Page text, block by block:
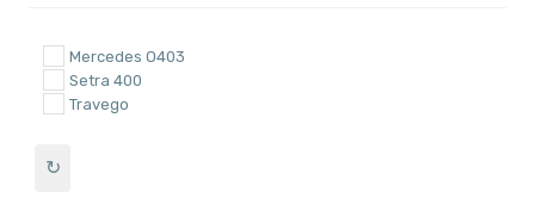
Mercedes O403
Setra 400
Travego
↻